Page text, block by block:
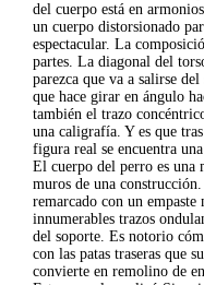
del cuerpo está en
un cuerpo distorsionado
espectacular. La
partes. La diagonal del
parezca que va a salirse
que hace girar en ángulo
también el trazo
una caligrafía. Y es que
figura real se encuentra
El cuerpo del perro es una
muros de una
remarcado con un
innumerables trazos
del soporte. Es notorio
con las patas traseras que
convierte en remolino de